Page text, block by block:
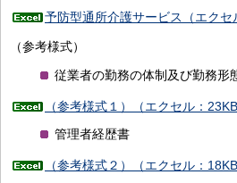
予防型通所介護サービス（エクセ
（参考様式）
従業者の勤務の体制及び勤務形
（参考様式１）（エクセル：23KB
管理者経歴書
（参考様式２）（エクセル：18KB